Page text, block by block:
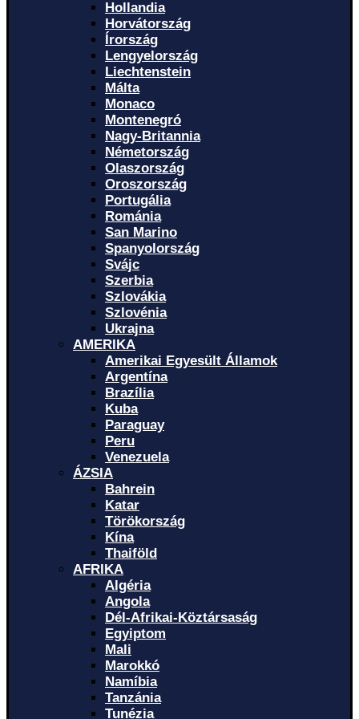
Hollandia
Horvátország
Írország
Lengyelország
Liechtenstein
Málta
Monaco
Montenegró
Nagy-Britannia
Németország
Olaszország
Oroszország
Portugália
Románia
San Marino
Spanyolország
Svájc
Szerbia
Szlovákia
Szlovénia
Ukrajna
AMERIKA
Amerikai Egyesült Államok
Argentína
Brazília
Kuba
Paraguay
Peru
Venezuela
ÁZSIA
Bahrein
Katar
Törökország
Kína
Thaiföld
AFRIKA
Algéria
Angola
Dél-Afrikai-Köztársaság
Egyiptom
Mali
Marokkó
Namíbia
Tanzánia
Tunézia